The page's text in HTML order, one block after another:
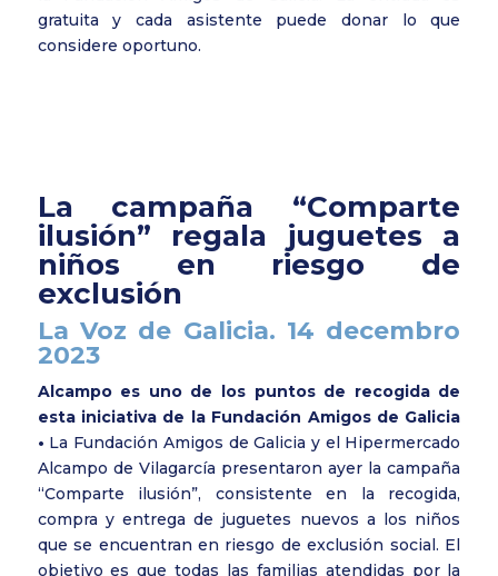
gratuita y cada asistente puede donar lo que
considere oportuno.
La campaña “Comparte
ilusión” regala juguetes a
niños en riesgo de
exclusión
La Voz de Galicia. 14 decembro
2023
Alcampo es uno de los puntos de recogida de
esta iniciativa de la Fundación Amigos de Galicia
• La Fundación Amigos de Galicia y el Hipermercado
Alcampo de Vilagarcía presentaron ayer la campaña
“Comparte ilusión”, consistente en la recogida,
compra y entrega de juguetes nuevos a los niños
que se encuentran en riesgo de exclusión social. El
objetivo es que todas las familias atendidas por la